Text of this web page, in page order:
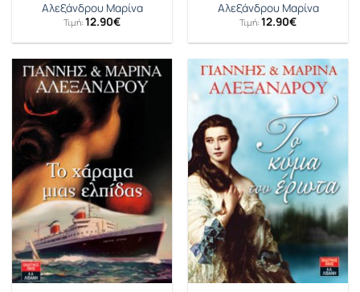
Αλεξάνδρου Μαρίνα
Τιμή: 12.90€
Αλεξάνδρου Μαρίνα
Τιμή: 12.90€